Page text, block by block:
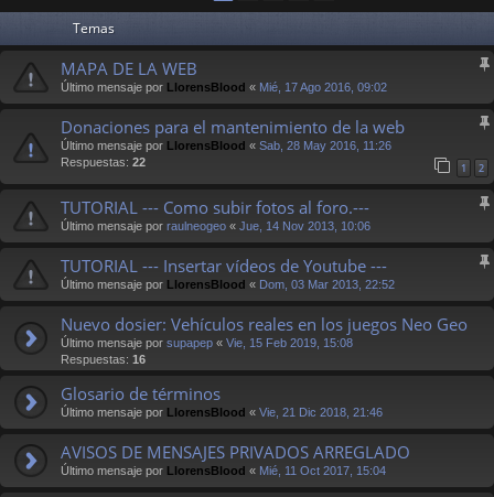
Temas
MAPA DE LA WEB
Último mensaje por LlorensBlood « Mié, 17 Ago 2016, 09:02
Donaciones para el mantenimiento de la web
Último mensaje por LlorensBlood « Sab, 28 May 2016, 11:26
Respuestas: 22 1 2
TUTORIAL --- Como subir fotos al foro.---
Último mensaje por raulneogeo « Jue, 14 Nov 2013, 10:06
TUTORIAL --- Insertar vídeos de Youtube ---
Último mensaje por LlorensBlood « Dom, 03 Mar 2013, 22:52
Nuevo dosier: Vehículos reales en los juegos Neo Geo
Último mensaje por supapep « Vie, 15 Feb 2019, 15:08
Respuestas: 16
Glosario de términos
Último mensaje por LlorensBlood « Vie, 21 Dic 2018, 21:46
AVISOS DE MENSAJES PRIVADOS ARREGLADO
Último mensaje por LlorensBlood « Mié, 11 Oct 2017, 15:04